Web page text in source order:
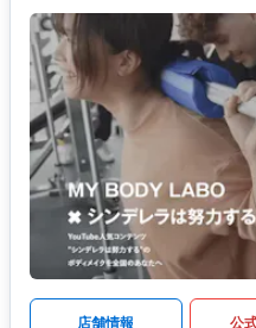
店舗情報 公